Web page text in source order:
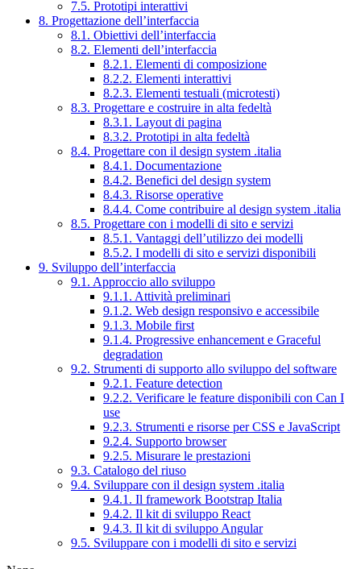
7.5. Prototipi interattivi
8. Progettazione dell’interfaccia
8.1. Obiettivi dell’interfaccia
8.2. Elementi dell’interfaccia
8.2.1. Elementi di composizione
8.2.2. Elementi interattivi
8.2.3. Elementi testuali (microtesti)
8.3. Progettare e costruire in alta fedeltà
8.3.1. Layout di pagina
8.3.2. Prototipi in alta fedeltà
8.4. Progettare con il design system .italia
8.4.1. Documentazione
8.4.2. Benefici del design system
8.4.3. Risorse operative
8.4.4. Come contribuire al design system .italia
8.5. Progettare con i modelli di sito e servizi
8.5.1. Vantaggi dell’utilizzo dei modelli
8.5.2. I modelli di sito e servizi disponibili
9. Sviluppo dell’interfaccia
9.1. Approccio allo sviluppo
9.1.1. Attività preliminari
9.1.2. Web design responsivo e accessibile
9.1.3. Mobile first
9.1.4. Progressive enhancement e Graceful
degradation
9.2. Strumenti di supporto allo sviluppo del software
9.2.1. Feature detection
9.2.2. Verificare le feature disponibili con Can I
use
9.2.3. Strumenti e risorse per CSS e JavaScript
9.2.4. Supporto browser
9.2.5. Misurare le prestazioni
9.3. Catalogo del riuso
9.4. Sviluppare con il design system .italia
9.4.1. Il framework Bootstrap Italia
9.4.2. Il kit di sviluppo React
9.4.3. Il kit di sviluppo Angular
9.5. Sviluppare con i modelli di sito e servizi